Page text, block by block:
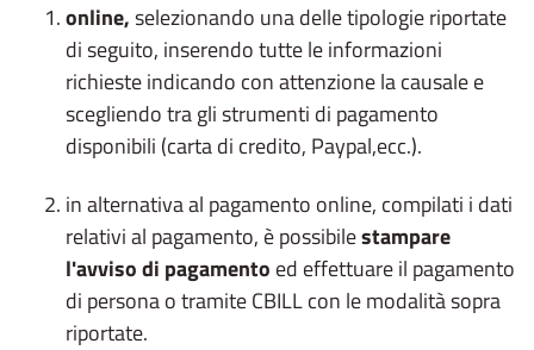
online,selezionando una delle tipologie riportate
di seguito, inserendo tutte le informazioni
richieste indicando con attenzione la causale e
scegliendo tra gli strumenti di pagamento
disponibili (carta di credito, Paypal,ecc.).
in alternativa al pagamento online, compilati i dati
relativi al pagamento, è possibilestampare
l'avviso di pagamento ed effettuare il pagamento
di persona o tramite CBILL con le modalità sopra
riportate.